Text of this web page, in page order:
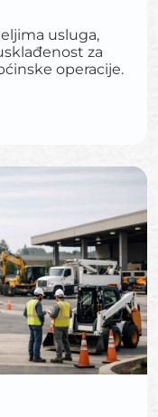
usluga,
za
operacije.